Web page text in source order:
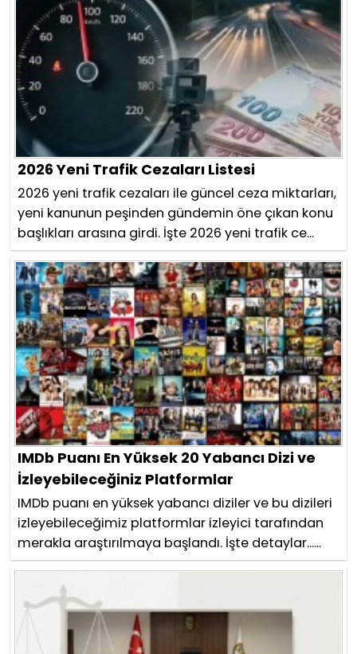
2026 Yeni Trafik Cezaları Listesi
2026 yeni trafik cezaları ile güncel ceza miktarları,
yeni kanunun peşinden gündemin öne çıkan konu
başlıkları arasına girdi. İşte 2026 yeni trafik ce...
IMDb Puanı En Yüksek 20 Yabancı Dizi ve
İzleyebileceğiniz Platformlar
IMDb puanı en yüksek yabancı diziler ve bu dizileri
izleyebileceğimiz platformlar izleyici tarafından
merakla araştırılmaya başlandı. İşte detaylar......